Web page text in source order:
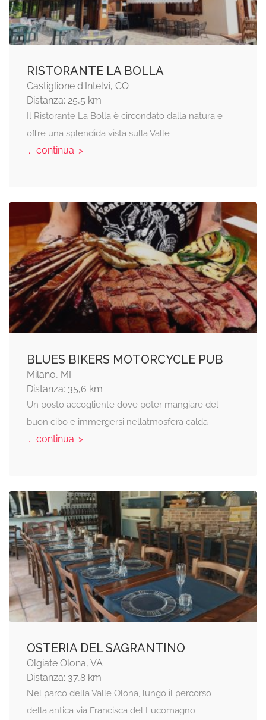
RISTORANTE LA BOLLA
Castiglione d'Intelvi, CO
Distanza: 25,5 km
Il Ristorante La Bolla è circondato dalla natura e
offre una splendida vista sulla Valle
... continua: >
BLUES BIKERS MOTORCYCLE PUB
Milano, MI
Distanza: 35,6 km
Un posto accogliente dove poter mangiare del
buon cibo e immergersi nellatmosfera calda
... continua: >
OSTERIA DEL SAGRANTINO
Olgiate Olona, VA
Distanza: 37,8 km
Nel parco della Valle Olona, lungo il percorso
della antica via Francisca del Lucomagno